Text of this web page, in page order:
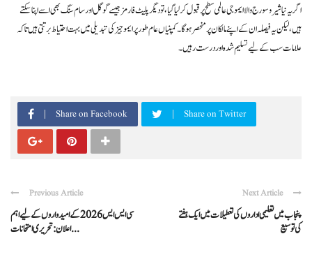
اگر یہ نیا شیر و سورج والا ایموجی عالمی سطح پر قبول کر لیا گیا، تو دیگر پلیٹ فارمز جیسے گوگل اور سام سنگ بھی اسے اپنا سکتے
ہیں، لیکن یہ فیصلہ ان کے اپنے مالکان پر منحصر ہوگا۔ کمپنیاں عام طور پر ایموجیز کی تبدیلی میں بہت احتیاط برتتی ہیں تاکہ
علامات سب کے لیے تسلیم شدہ اور درست رہیں۔
Share on Facebook Share on Twitter
Previous Article
سی ایس ایس 2026 کے امیدواروں کے لیے اہم
اعلان: تحریری امتحانات ...
Next Article
پنجاب میں تعلیمی اداروں کی تعطیلات میں ایک ہفتے
کی توسیع